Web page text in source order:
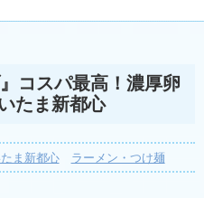
コスパ最高！濃厚卵
たま新都心
ま新都心 ラーメン・つけ麺